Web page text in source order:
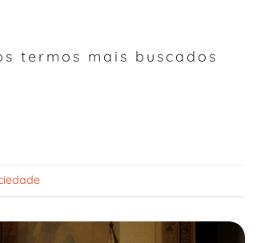
termos mais buscados